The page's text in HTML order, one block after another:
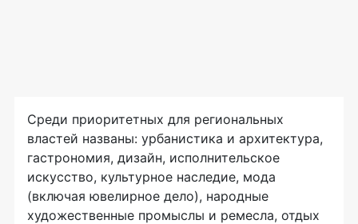
Среди приоритетных для региональных
властей названы: урбанистика и архитектура,
гастрономия, дизайн, исполнительское
искусство, культурное наследие, мода
(включая ювелирное дело), народные
художественные промыслы и ремесла, отдых